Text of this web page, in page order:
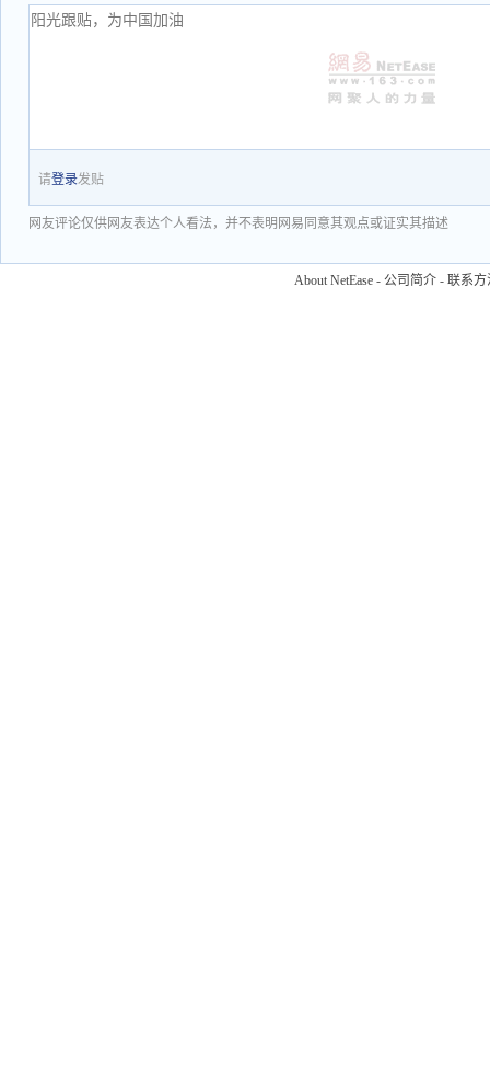
请登录发贴
网友评论仅供网友表达个人看法，并不表明网易同意其观点或证实其描述
About NetEase - 公司简介 - 联系方